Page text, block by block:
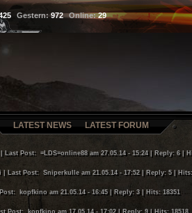
Gestern:972 Online:29
LATEST NEWS LATEST FORUM
Post: =LDS=online88 am 27.05.14 - 15:24 | Reply: 6 |
Last Post: Sniperkulle am 21.05.14 - 17:52 | Reply: 5 | Hits:
kopfkino am 21.05.14 - 16:45 | Reply: 3 | Hits: 18351
Post: kopfkino am 17.05.14 - 17:02 | Reply: 9 | Hits: 18518